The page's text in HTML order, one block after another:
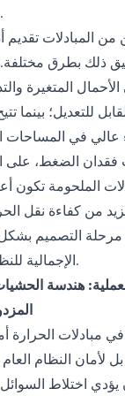
في التدفقات الأصغر.
من المبادلات تقديم
ذلك بطرق مختلفة.
المتغيرة
للتعديل؛ بينما
عالي في المساحات
فقدان الضغط، على
الملحومة تكون
من كفاءة نقل
مرحلة التصميم
الإجمالية للنظام وتكاليف التشغيل.
هندسة
في مبادلات
بل لأمان النظام
يؤدي اختلاط